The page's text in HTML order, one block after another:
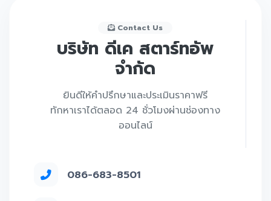
Contact Us
บริษัท ดีเค สตาร์ทอัพ
จำกัด
ยินดีให้คำปรึกษาและประเมินราคาฟรี
ทักหาเราได้ตลอด 24 ชั่วโมงผ่านช่องทาง
ออนไลน์
086-683-8501